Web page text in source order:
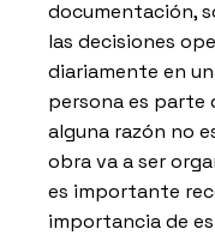
documentación,
las decisiones
diariamente en
persona es parte
alguna razón no
obra va a ser
es importante
importancia de